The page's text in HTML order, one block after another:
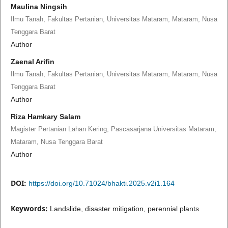
Maulina Ningsih
Ilmu Tanah, Fakultas Pertanian, Universitas Mataram, Mataram, Nusa
Tenggara Barat
Author
Zaenal Arifin
Ilmu Tanah, Fakultas Pertanian, Universitas Mataram, Mataram, Nusa
Tenggara Barat
Author
Riza Hamkary Salam
Magister Pertanian Lahan Kering, Pascasarjana Universitas Mataram,
Mataram, Nusa Tenggara Barat
Author
DOI: https://doi.org/10.71024/bhakti.2025.v2i1.164
Keywords: Landslide, disaster mitigation, perennial plants